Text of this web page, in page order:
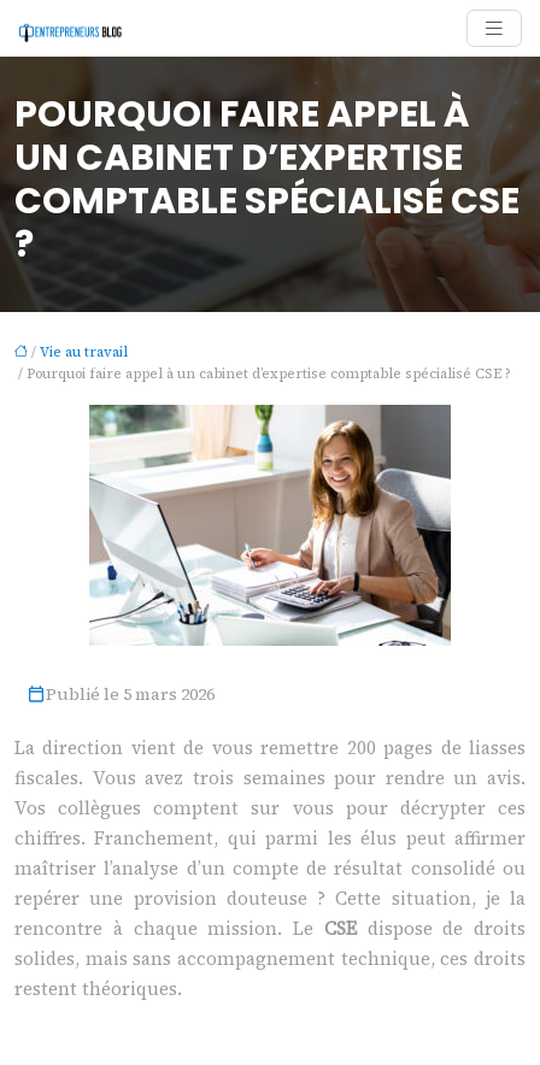
POURQUOI FAIRE APPEL À
UN CABINET D’EXPERTISE
COMPTABLE SPÉCIALISÉ CSE
?
/ Vie au travail
/ Pourquoi faire appel à un cabinet d’expertise comptable spécialisé CSE ?
Publié le 5 mars 2026
La direction vient de vous remettre 200 pages de liasses
fiscales. Vous avez trois semaines pour rendre un avis.
Vos collègues comptent sur vous pour décrypter ces
chiffres. Franchement, qui parmi les élus peut affirmer
maîtriser l’analyse d’un compte de résultat consolidé ou
repérer une provision douteuse ? Cette situation, je la
rencontre à chaque mission. Le CSEdispose de droits
solides, mais sans accompagnement technique, ces droits
restent théoriques.